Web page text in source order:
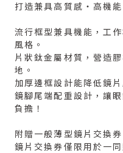
打造兼具高質感‧高機能
流行框型兼具機能，工
風格。
片狀鈦金屬材質，營造
地。
加厚邊框設計能降低鏡
鏡腳尾端配重設計，讓
負擔！
附贈一般薄型鏡片交換券
鏡片交換券僅限用於一